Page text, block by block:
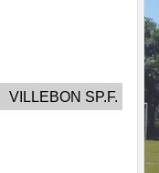
VILLEBON SP.F.